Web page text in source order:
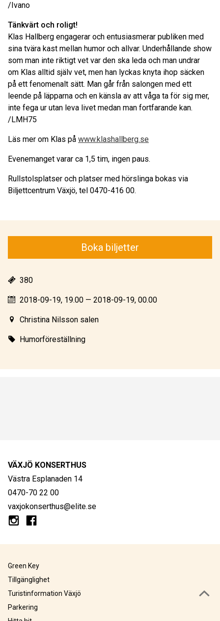
Boka biljetter
380
2018-09-19, 19.00 — 2018-09-19, 00.00
Christina Nilsson salen
Humorföreställning
/Ivano
Tänkvärt och roligt!
Klas Hallberg engagerar och entusiasmerar publiken med
sina tvära kast mellan humor och allvar. Underhållande show
som man inte riktigt vet var den ska leda och man undrar
om Klas alltid själv vet, men han lyckas knyta ihop säcken
på ett fenomenalt sätt. Man går från salongen med ett
leende på läpparna och en känsla av att våga ta för sig mer,
inte fega ur utan leva livet medan man fortfarande kan.
/LMH75
Läs mer om Klas på www.klashallberg.se
Evenemanget varar ca 1,5 tim, ingen paus.
Rullstolsplatser och platser med hörslinga bokas via
Biljettcentrum Växjö, tel 0470-416 00.
VÄXJÖ KONSERTHUS
Västra Esplanaden 14
0470-70 22 00
vaxjokonserthus@elite.se
Green Key
Tillgänglighet
Turistinformation Växjö
Parkering